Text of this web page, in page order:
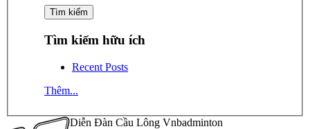
Tìm kiếm hữu ích
Recent Posts
Thêm...
Diễn Đàn Cầu Lông Vnbadminton